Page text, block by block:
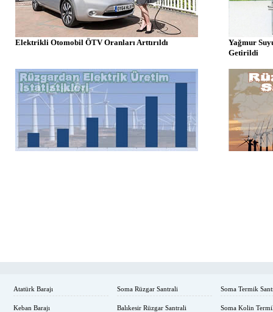
Elektrikli Otomobil ÖTV Oranları Arttırıldı
Yağmur
Getirildi
Atatürk Barajı Soma Rüzgar Santrali Soma Termik
Keban Barajı Balıkesir Rüzgar Santrali Soma Kolin